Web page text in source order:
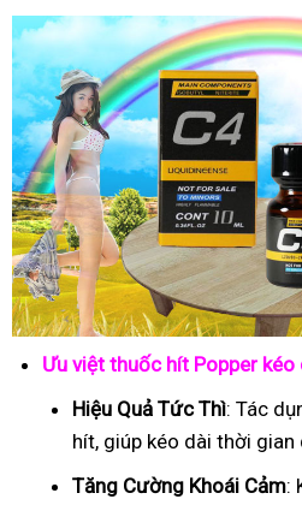
Ưu việt thuốc hít Popper
Hiệu Quả Tức Thì: Tác
hít, giúp kéo dài thời gian
Tăng Cường Khoái Cảm: